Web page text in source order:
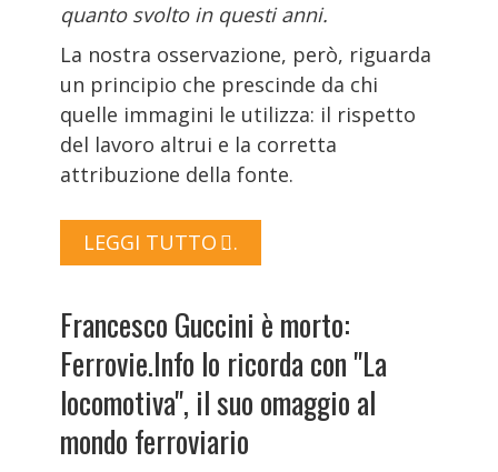
quanto svolto in questi anni.
La nostra osservazione, però, riguarda
un principio che prescinde da chi
quelle immagini le utilizza: il rispetto
del lavoro altrui e la corretta
attribuzione della fonte.
LEGGI TUTTO …
Francesco Guccini è morto:
Ferrovie.Info lo ricorda con "La
locomotiva", il suo omaggio al
mondo ferroviario